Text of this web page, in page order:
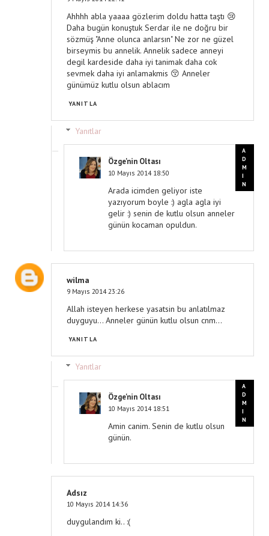
Ahhhh abla yaaaa gözlerim doldu hatta taştı 😢
Daha bugün konuştuk Serdar ile ne doğru bir
sözmüş "Anne olunca anlarsın" Ne zor ne güzel
birseymis bu annelik. Annelik sadece anneyi
degil kardeside daha iyi tanimak daha cok
sevmek daha iyi anlamakmis 😚 Anneler
günümüz kutlu olsun ablacım
YANITLA
Yanıtlar
Özge'nin Oltası
10 Mayıs 2014 18:50
Arada icimden geliyor iste
yazıyorum boyle :) agla agla iyi
gelir :) senin de kutlu olsun anneler
günün kocaman opuldun.
wilma
9 Mayıs 2014 23:26
Allah isteyen herkese yasatsin bu anlatılmaz
duyguyu... Anneler günün kutlu olsun cnm...
YANITLA
Yanıtlar
Özge'nin Oltası
10 Mayıs 2014 18:51
Amin canim. Senin de kutlu olsun
günün.
Adsız
10 Mayıs 2014 14:36
duygulandım ki.. :(